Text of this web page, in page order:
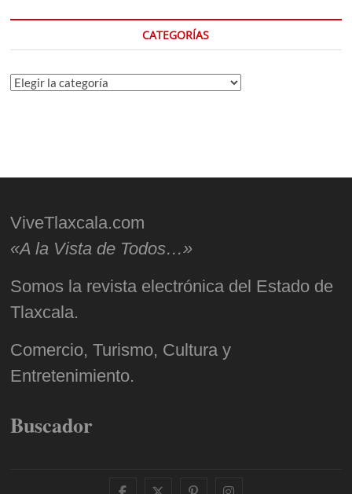
CATEGORÍAS
Categorías
ViveTlaxcala.com
«A la Vista de Todos…»
Somos la revista electrónica del Estado de
Tlaxcala.
Comercio, Turismo, Cultura y
Entretenimiento.
Buscador
facebooktwitter
pinterestinstagram